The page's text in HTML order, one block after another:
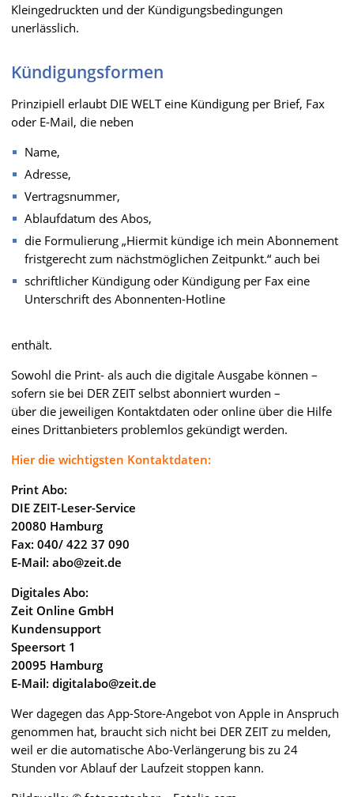
Kleingedruckten und der Kündigungsbedingungen
unerlässlich.
Kündigungsformen
Prinzipiell erlaubt DIE WELT eine Kündigung per Brief, Fax
oder E-Mail, die neben
Name,
Adresse,
Vertragsnummer,
Ablaufdatum des Abos,
die Formulierung „Hiermit kündige ich mein Abonnement
fristgerecht zum nächstmöglichen Zeitpunkt.“ auch bei
schriftlicher Kündigung oder Kündigung per Fax eine
Unterschrift des Abonnenten-Hotline
enthält.
Sowohl die Print- als auch die digitale Ausgabe können –
sofern sie bei DER ZEIT selbst abonniert wurden –
über die jeweiligen Kontaktdaten oder online über die Hilfe
eines Drittanbieters problemlos gekündigt werden.
Hier die wichtigsten Kontaktdaten:
Print Abo:
DIE ZEIT-Leser-Service
20080 Hamburg
Fax: 040/ 422 37 090
E-Mail: abo@zeit.de
Digitales Abo:
Zeit Online GmbH
Kundensupport
Speersort 1
20095 Hamburg
E-Mail: digitalabo@zeit.de
Wer dagegen das App-Store-Angebot von Apple in Anspruch
genommen hat, braucht sich nicht bei DER ZEIT zu melden,
weil er die automatische Abo-Verlängerung bis zu 24
Stunden vor Ablauf der Laufzeit stoppen kann.